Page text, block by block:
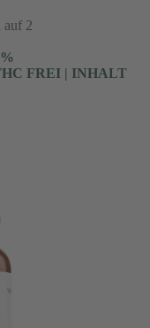
auf 2
FREI | INHALT